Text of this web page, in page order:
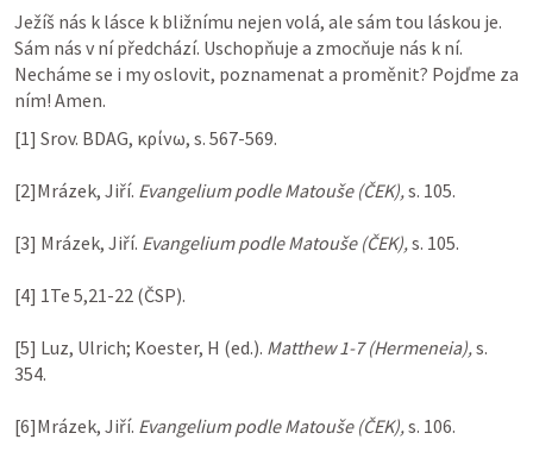
Ježíš nás k lásce k bližnímu nejen volá, ale sám tou láskou je.
Sám nás v ní předchází. Uschopňuje a zmocňuje nás k ní.
Necháme se i my oslovit, poznamenat a proměnit? Pojďme za
ním! Amen.
[1] Srov. BDAG, κρίνω, s. 567-569.
[2]Mrázek, Jiří. Evangelium podle Matouše (ČEK), s. 105.
[3] Mrázek, Jiří. Evangelium podle Matouše (ČEK), s. 105.
[4] 1Te 5,21-22 (ČSP).
[5] Luz, Ulrich; Koester, H (ed.). Matthew 1-7 (Hermeneia), s.
354.
[6]Mrázek, Jiří. Evangelium podle Matouše (ČEK), s. 106.